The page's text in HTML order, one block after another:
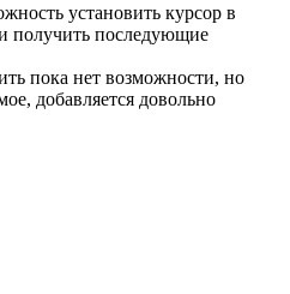
установить курсор в
получить последующие
пока нет возможности, но
добавляется довольно